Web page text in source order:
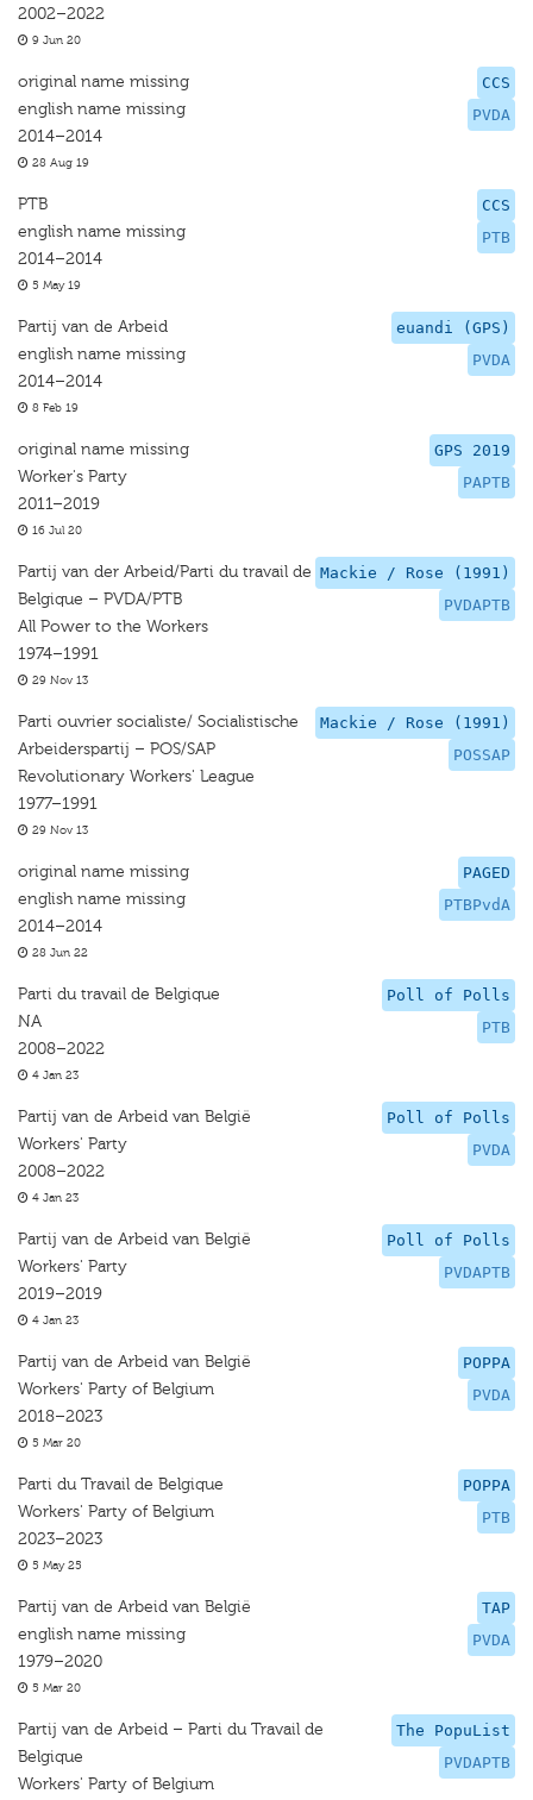
2002–2022
9 Jun 20
CCS
PVDA
original name missing
english name missing
2014–2014
28 Aug 19
CCS
PTB
PTB
english name missing
2014–2014
5 May 19
euandi (GPS)
PVDA
Partij van de Arbeid
english name missing
2014–2014
8 Feb 19
GPS 2019
PAPTB
original name missing
Worker's Party
2011–2019
16 Jul 20
Mackie / Rose (1991)
PVDAPTB
Partij van der Arbeid/Parti du travail de
Belgique – PVDA/PTB
All Power to the Workers
1974–1991
29 Nov 13
Mackie / Rose (1991)
POSSAP
Parti ouvrier socialiste/ Socialistische
Arbeiderspartij – POS/SAP
Revolutionary Workers' League
1977–1991
29 Nov 13
PAGED
PTBPvdA
original name missing
english name missing
2014–2014
28 Jun 22
Poll of Polls
PTB
Parti du travail de Belgique
NA
2008–2022
4 Jan 23
Poll of Polls
PVDA
Partij van de Arbeid van België
Workers' Party
2008–2022
4 Jan 23
Poll of Polls
PVDAPTB
Partij van de Arbeid van België
Workers' Party
2019–2019
4 Jan 23
POPPA
PVDA
Partij van de Arbeid van België
Workers' Party of Belgium
2018–2023
5 Mar 20
POPPA
PTB
Parti du Travail de Belgique
Workers' Party of Belgium
2023–2023
5 May 25
TAP
PVDA
Partij van de Arbeid van België
english name missing
1979–2020
5 Mar 20
The PopuList
PVDAPTB
Partij van de Arbeid – Parti du Travail de
Belgique
Workers' Party of Belgium